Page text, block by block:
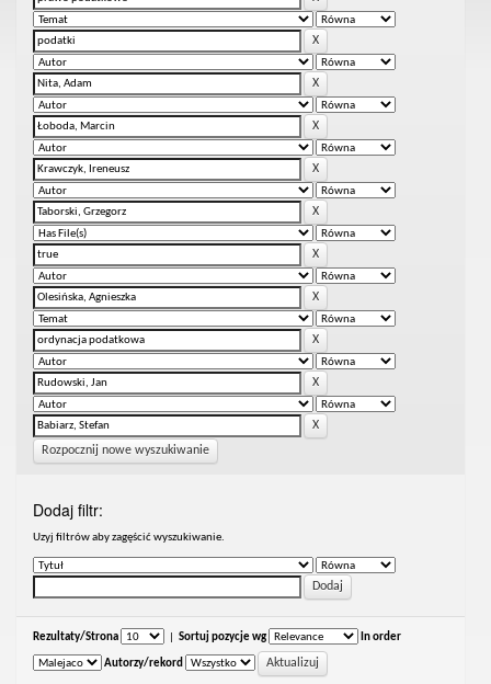
Rozpocznij nowe wyszukiwanie
Dodaj filtr:
Uzyj filtrów aby zagęścić wyszukiwanie.
Rezultaty/Strona Sortuj pozycje wg In order
Autorzy/rekord